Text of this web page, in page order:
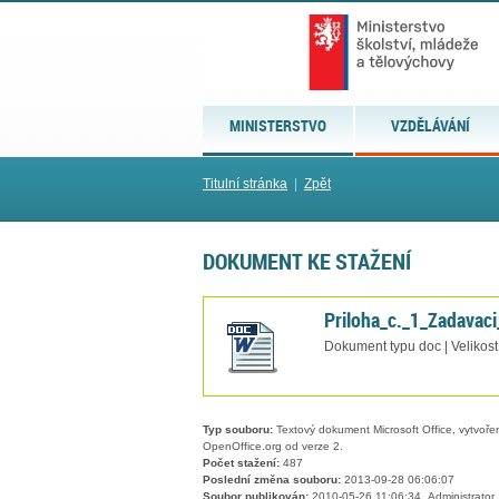
MINISTERSTVO VZDĚLÁVÁNÍ
Titulní stránka Zpět
DOKUMENT KE STAŽENÍ
Dokument typu doc |
Typ souboru: Textový dokument Microsoft Office,
OpenOffice.org od verze 2.
Počet stažení: 487
Poslední změna souboru: 2013-09-28 06:06:07